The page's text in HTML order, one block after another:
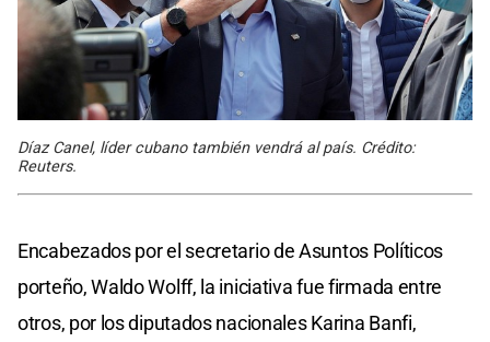
Díaz Canel, líder cubano también vendrá al país. Crédito:
Reuters.
Encabezados por el secretario de Asuntos Políticos
porteño, Waldo Wolff, la iniciativa fue firmada entre
otros, por los diputados nacionales Karina Banfi,